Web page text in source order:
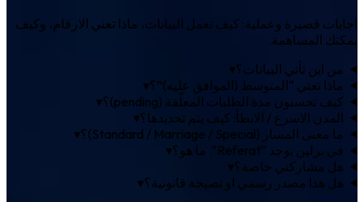
اجابات قصيرة وعملية: كيف تعمل البيانات، ماذا تعني الارقام، وكيف
يمكنك المساهمة.
من اين تأتي البيانات؟▾
ماذا تعني “المتوسط (الموافق عليه)”؟▾
كيف تحسبون مدة الطلبات المعلّقة (pending)؟
▾
المدن الاسرع / الابطأ: كيف يتم تحديدها؟▾
ما معنى المسار (Standard / Marriage / Special)؟
▾
في برلين يوجد “Referat”. ما هو؟
▾
هل مشاركتي خاصة؟▾
هل هذا مصدر رسمي او نصيحة قانونية؟▾